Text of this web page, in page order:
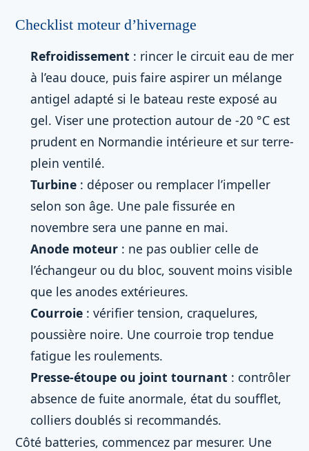
Checklist moteur d’hivernage
Refroidissement : rincer le circuit eau de mer
à l’eau douce, puis faire aspirer un mélange
antigel adapté si le bateau reste exposé au
gel. Viser une protection autour de -20 °C est
prudent en Normandie intérieure et sur terre-
plein ventilé.
Turbine : déposer ou remplacer l’impeller
selon son âge. Une pale fissurée en
novembre sera une panne en mai.
Anode moteur : ne pas oublier celle de
l’échangeur ou du bloc, souvent moins visible
que les anodes extérieures.
Courroie : vérifier tension, craquelures,
poussière noire. Une courroie trop tendue
fatigue les roulements.
Presse-étoupe ou joint tournant : contrôler
absence de fuite anormale, état du soufflet,
colliers doublés si recommandés.
Côté batteries, commencez par mesurer. Une